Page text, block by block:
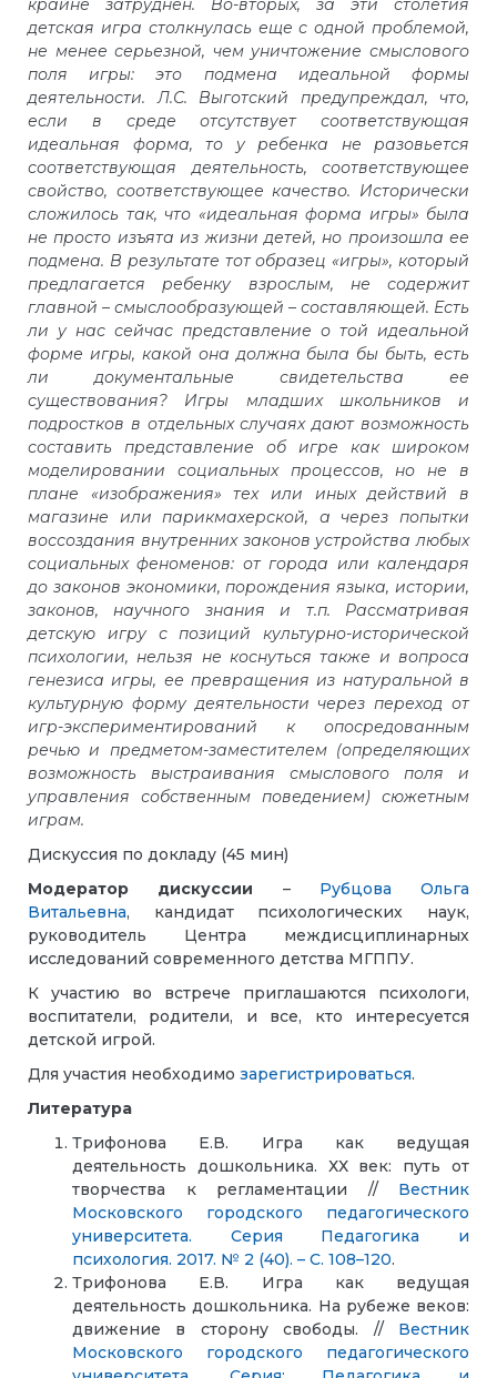
крайне затруднен. Во-вторых, за эти столетия
детская игра столкнулась еще с одной проблемой,
не менее серьезной, чем уничтожение смыслового
поля игры: это подмена идеальной формы
деятельности. Л.С. Выготский предупреждал, что,
если в среде отсутствует соответствующая
идеальная форма, то у ребенка не разовьется
соответствующая деятельность, соответствующее
свойство, соответствующее качество. Исторически
сложилось так, что «идеальная форма игры» была
не просто изъята из жизни детей, но произошла ее
подмена. В результате тот образец «игры», который
предлагается ребенку взрослым, не содержит
главной – смыслообразующей – составляющей. Есть
ли у нас сейчас представление о той идеальной
форме игры, какой она должна была бы быть, есть
ли документальные свидетельства ее
существования? Игры младших школьников и
подростков в отдельных случаях дают возможность
составить представление об игре как широком
моделировании социальных процессов, но не в
плане «изображения» тех или иных действий в
магазине или парикмахерской, а через попытки
воссоздания внутренних законов устройства любых
социальных феноменов: от города или календаря
до законов экономики, порождения языка, истории,
законов, научного знания и т.п. Рассматривая
детскую игру с позиций культурно-исторической
психологии, нельзя не коснуться также и вопроса
генезиса игры, ее превращения из натуральной в
культурную форму деятельности через переход от
игр-экспериментирований к опосредованным
речью и предметом-заместителем (определяющих
возможность выстраивания смыслового поля и
управления собственным поведением) сюжетным
играм.
Дискуссия по докладу (45 мин)
Модератор дискуссии – Рубцова Ольга
Витальевна, кандидат психологических наук,
руководитель Центра междисциплинарных
исследований современного детства МГППУ.
К участию во встрече приглашаются психологи,
воспитатели, родители, и все, кто интересуется
детской игрой.
Для участия необходимо зарегистрироваться.
Литература
Трифонова Е.В. Игра как ведущая
деятельность дошкольника. ХХ век: путь от
творчества к регламентации // Вестник
Московского городского педагогического
университета. Серия Педагогика и
психология. 2017. № 2 (40). – С. 108–120.
Трифонова Е.В. Игра как ведущая
деятельность дошкольника. На рубеже веков:
движение в сторону свободы. // Вестник
Московского городского педагогического